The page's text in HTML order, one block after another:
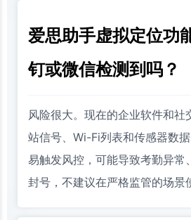
爱思助手虚拟定位功
钉或微信检测到吗？
风险很大。现在的企业软件和社
站信号、Wi-Fi列表和传感器数
易触发风控，可能导致考勤异常
封号，不建议在严格监管的场景